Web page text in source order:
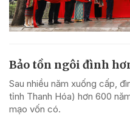
Bảo tồn ngôi đình
Sau nhiều năm xuống cấp,
tỉnh Thanh Hóa) hơn 600
mạo vốn có.